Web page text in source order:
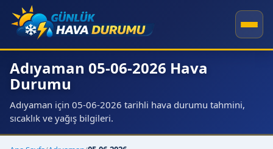
Adıyaman 05-06-2026 Hava
Durumu
Adıyaman için 05-06-2026 tarihli hava durumu tahmini,
sıcaklık ve yağış bilgileri.